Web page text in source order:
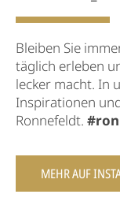
Bleiben Sie
täglich erleben
lecker macht. In
Inspirationen
Ronnefeldt.
MEHR AUF